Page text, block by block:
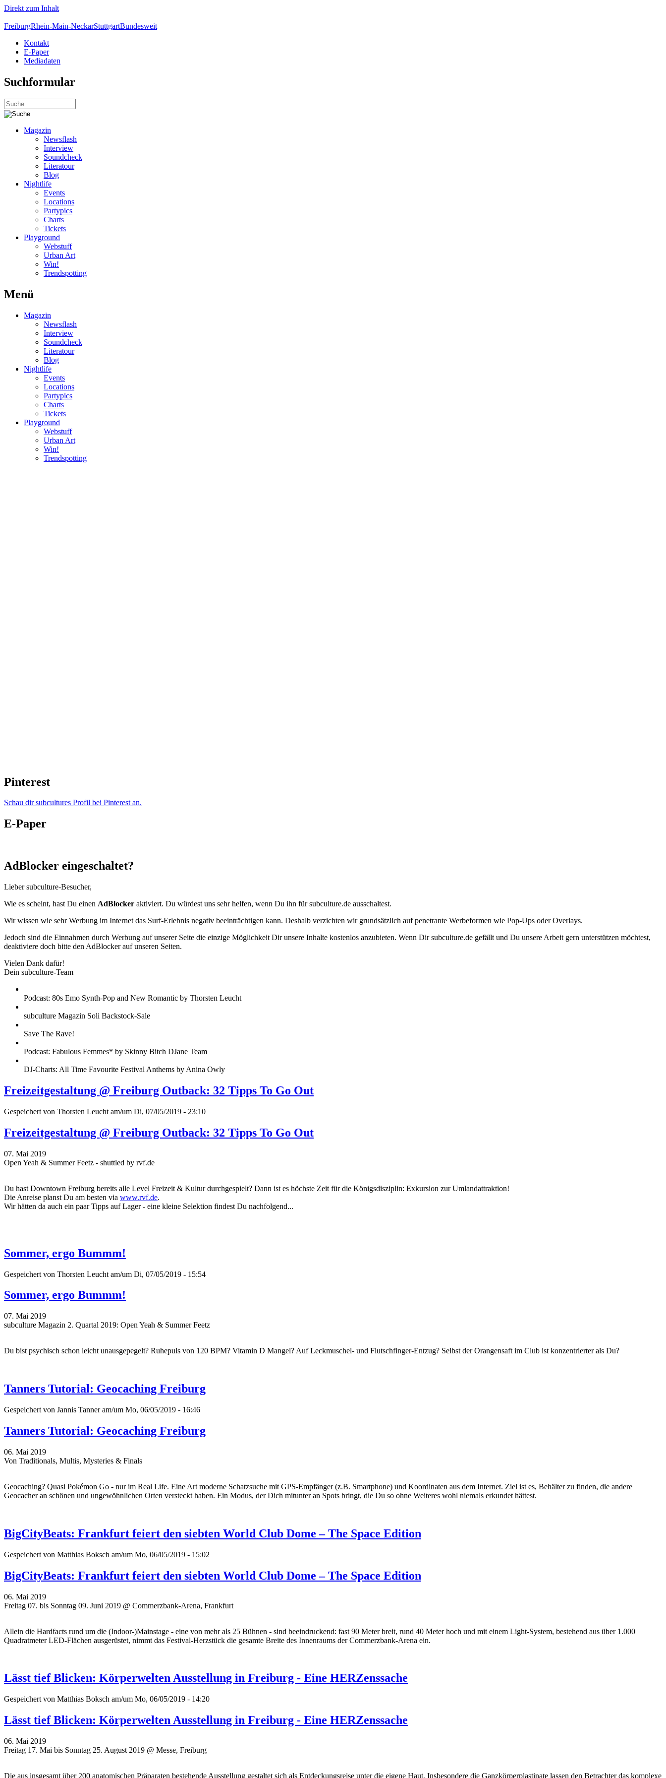
Direkt zum Inhalt
FreiburgRhein-Main-NeckarStuttgartBundesweit
Kontakt
E-Paper
Mediadaten
Suchformular
Magazin
Newsflash
Interview
Soundcheck
Literatour
Blog
Nightlife
Events
Locations
Partypics
Charts
Tickets
Playground
Webstuff
Urban Art
Win!
Trendspotting
Menü
Magazin
Newsflash
Interview
Soundcheck
Literatour
Blog
Nightlife
Events
Locations
Partypics
Charts
Tickets
Playground
Webstuff
Urban Art
Win!
Trendspotting
Pinterest
Schau dir subcultures Profil bei Pinterest an.
E-Paper
AdBlocker eingeschaltet?
Lieber subculture-Besucher,
Wie es scheint, hast Du einen AdBlocker aktiviert. Du würdest uns sehr helfen, wenn Du ihn für subculture.de ausschaltest.
Wir wissen wie sehr Werbung im Internet das Surf-Erlebnis negativ beeinträchtigen kann. Deshalb verzichten wir grundsätzlich auf penetrante Werbeformen wie Pop-Ups oder Overlays.
Jedoch sind die Einnahmen durch Werbung auf unserer Seite die einzige Möglichkeit Dir unsere Inhalte kostenlos anzubieten. Wenn Dir subculture.de gefällt und Du unsere Arbeit gern unterstützen möchtest,
deaktiviere doch bitte den AdBlocker auf unseren Seiten.
Vielen Dank dafür!
Dein subculture-Team
Podcast: 80s Emo Synth-Pop and New Romantic by Thorsten Leucht
subculture Magazin Soli Backstock-Sale
Save The Rave!
Podcast: Fabulous Femmes* by Skinny Bitch DJane Team
DJ-Charts: All Time Favourite Festival Anthems by Anina Owly
Freizeitgestaltung @ Freiburg Outback: 32 Tipps To Go Out
Gespeichert von Thorsten Leucht am/um Di, 07/05/2019 - 23:10
Freizeitgestaltung @ Freiburg Outback: 32 Tipps To Go Out
07. Mai 2019
Open Yeah & Summer Feetz - shuttled by rvf.de
Du hast Downtown Freiburg bereits alle Level Freizeit & Kultur durchgespielt? Dann ist es höchste Zeit für die Königsdisziplin: Exkursion zur Umlandattraktion!
Die Anreise planst Du am besten via www.rvf.de.
Wir hätten da auch ein paar Tipps auf Lager - eine kleine Selektion findest Du nachfolgend...
Sommer, ergo Bummm!
Gespeichert von Thorsten Leucht am/um Di, 07/05/2019 - 15:54
Sommer, ergo Bummm!
07. Mai 2019
subculture Magazin 2. Quartal 2019: Open Yeah & Summer Feetz
Du bist psychisch schon leicht unausgepegelt? Ruhepuls von 120 BPM? Vitamin D Mangel? Auf Leckmuschel- und Flutschfinger-Entzug? Selbst der Orangensaft im Club ist konzentrierter als Du?
Tanners Tutorial: Geocaching Freiburg
Gespeichert von Jannis Tanneram/um Mo, 06/05/2019 - 16:46
Tanners Tutorial: Geocaching Freiburg
06. Mai 2019
Von Traditionals, Multis, Mysteries & Finals
Geocaching? Quasi Pokémon Go - nur im Real Life. Eine Art moderne Schatzsuche mit GPS-Empfänger (z.B. Smartphone) und Koordinaten aus dem Internet. Ziel ist es, Behälter zu finden, die andere
Geocacher an schönen und ungewöhnlichen Orten versteckt haben. Ein Modus, der Dich mitunter an Spots bringt, die Du so ohne Weiteres wohl niemals erkundet hättest.
BigCityBeats: Frankfurt feiert den siebten World Club Dome – The Space Edition
Gespeichert von Matthias Boksch am/um Mo, 06/05/2019 - 15:02
BigCityBeats: Frankfurt feiert den siebten World Club Dome – The Space Edition
06. Mai 2019
Freitag 07. bis Sonntag 09. Juni 2019 @ Commerzbank-Arena, Frankfurt
Allein die Hardfacts rund um die (Indoor-)Mainstage - eine von mehr als 25 Bühnen - sind beeindruckend: fast 90 Meter breit, rund 40 Meter hoch und mit einem Light-System, bestehend aus über 1.000
Quadratmeter LED-Flächen ausgerüstet, nimmt das Festival-Herzstück die gesamte Breite des Innenraums der Commerzbank-Arena ein.
Lässt tief Blicken: Körperwelten Ausstellung in Freiburg - Eine HERZenssache
Gespeichert von Matthias Boksch am/um Mo, 06/05/2019 - 14:20
Lässt tief Blicken: Körperwelten Ausstellung in Freiburg - Eine HERZenssache
06. Mai 2019
Freitag 17. Mai bis Sonntag 25. August 2019 @ Messe, Freiburg
Die aus insgesamt über 200 anatomischen Präparaten bestehende Ausstellung gestaltet sich als Entdeckungsreise unter die eigene Haut. Insbesondere die Ganzkörperplastinate lassen den Betrachter das komplexe